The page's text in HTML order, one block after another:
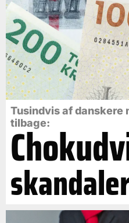
Tusindvis af danskere
tilbage: